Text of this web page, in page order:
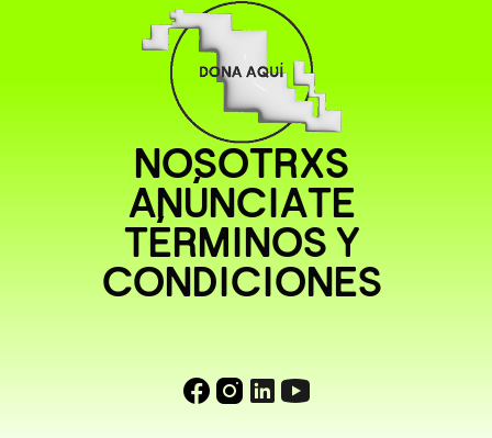
NOSOTRXS
ANÚNCIATE
TÉRMINOS Y
CONDICIONES